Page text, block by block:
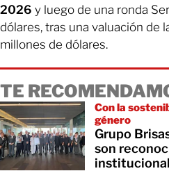
2026 y luego de una ronda
dólares, tras una valuación de
millones de dólares.
TE
Con la
género
Grupo
son
institucional